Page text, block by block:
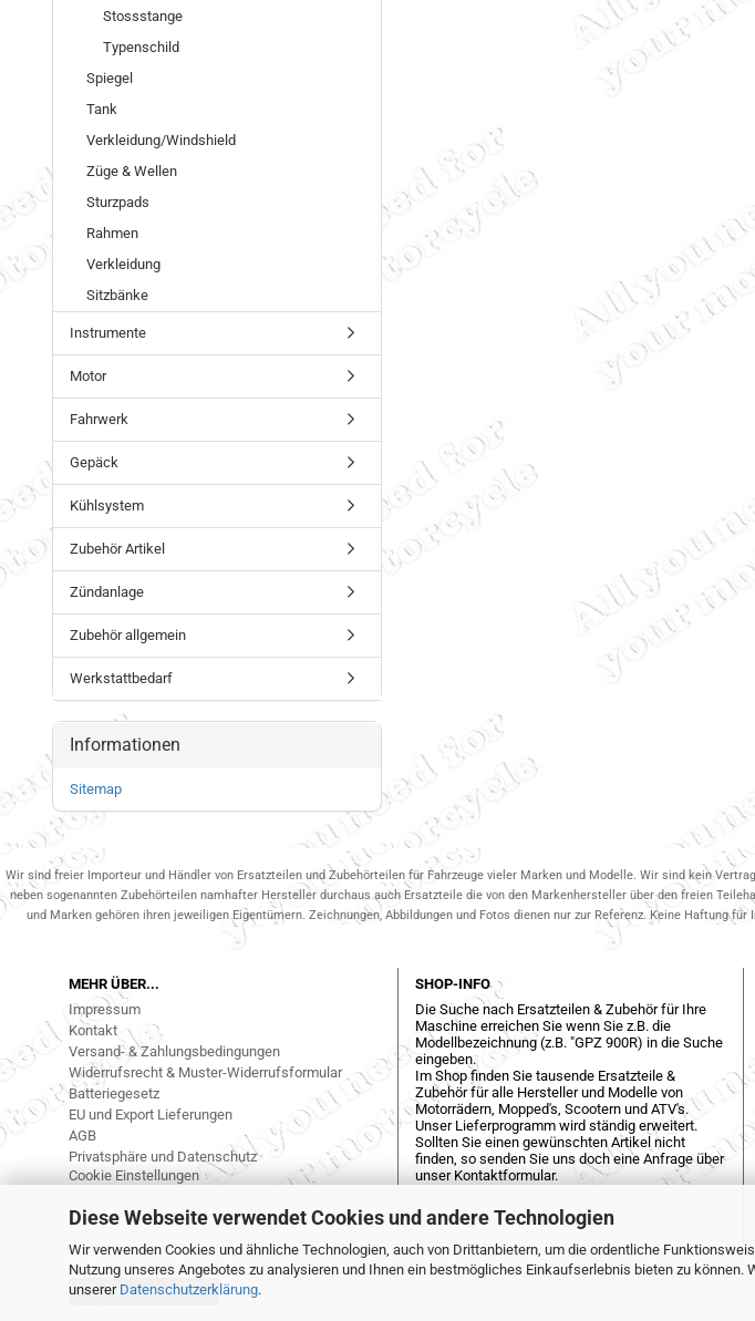
Diese Webseite verwendet Cookies und andere Technologien
Wir verwenden Cookies und ähnliche Technologien, auch von Drittanbietern, um die ordentliche
Nutzung unseres Angebotes zu analysieren und Ihnen ein bestmögliches Einkaufserlebnis bieten zu können.
unserer Datenschutzerklärung.
Stossstange
Typenschild
Spiegel
Tank
Verkleidung/Windshield
Züge & Wellen
Sturzpads
Rahmen
Verkleidung
Sitzbänke
Instrumente
Motor
Fahrwerk
Gepäck
Kühlsystem
Zubehör Artikel
Zündanlage
Zubehör allgemein
Werkstattbedarf
Informationen
Sitemap
Wir sind freier Importeur und Händler von Ersatzteilen und Zubehörteilen für Fahrzeuge vieler Marken und Modelle. Wir sind kein
neben sogenannten Zubehörteilen namhafter Hersteller durchaus auch Ersatzteile die von den Markenhersteller über den freien
und Marken gehören ihren jeweiligen Eigentümern. Zeichnungen, Abbildungen und Fotos dienen nur zur Referenz. Keine Haftung
MEHR ÜBER...
Impressum
Kontakt
Versand- & Zahlungsbedingungen
Widerrufsrecht & Muster-Widerrufsformular
Batteriegesetz
EU und Export Lieferungen
AGB
Privatsphäre und Datenschutz
Cookie Einstellungen
SHOP-INFO
Die Suche nach Ersatzteilen & Zubehör für Ihre
Maschine erreichen Sie wenn Sie z.B. die
Modellbezeichnung (z.B. "GPZ 900R) in die Suche
eingeben.
Im Shop finden Sie tausende Ersatzteile &
Zubehör für alle Hersteller und Modelle von
Motorrädern, Mopped's, Scootern und ATV's.
Unser Lieferprogramm wird ständig erweitert.
Sollten Sie einen gewünschten Artikel nicht
finden, so senden Sie uns doch eine Anfrage über
unser Kontaktformular.
Vertrag widerrufen